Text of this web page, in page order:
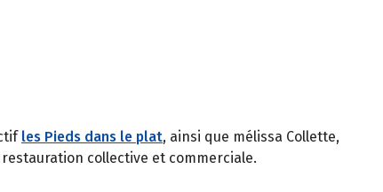
les Pieds dans le plat, ainsi que mélissa Collette,
collective et commerciale.